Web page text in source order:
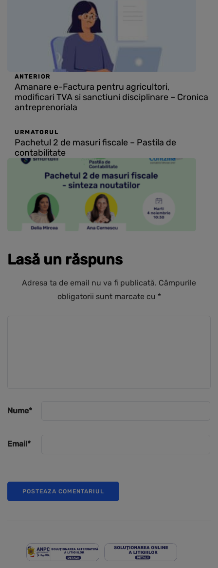
ANTERIOR
Amanare e-Factura pentru agricultori,
modificari TVA si sanctiuni disciplinare – Cronica
antreprenoriala
URMATORUL
Pachetul 2 de masuri fiscale – Pastila de
contabilitate
Lasă un răspuns
Adresa ta de email nu va fi publicată. Câmpurile
obligatorii sunt marcate cu *
Nume*
Email*